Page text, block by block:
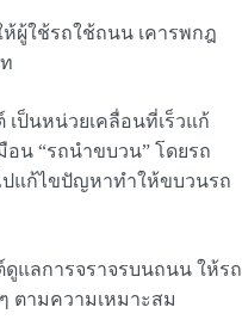
ห้ผู้ใช้รถใช้ถนน เคารพกฎ
เป็นหน่วยเคลื่อนที่เร็วแก้
น “รถนำขบวน” โดยรถ
ปแก้ไขปัญหาทำให้ขบวนรถ
ดูแลการจราจรบนถนน ให้รถ
ตามความเหมาะสม